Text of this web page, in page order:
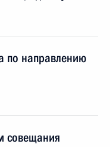
по направлению
совещания